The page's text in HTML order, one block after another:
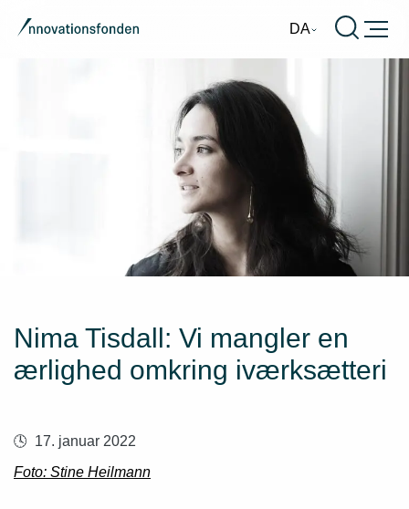
DA Burger
Nima Tisdall: Vi mangler en
ærlighed omkring iværksætteri
17. januar 2022
Foto: Stine Heilmann